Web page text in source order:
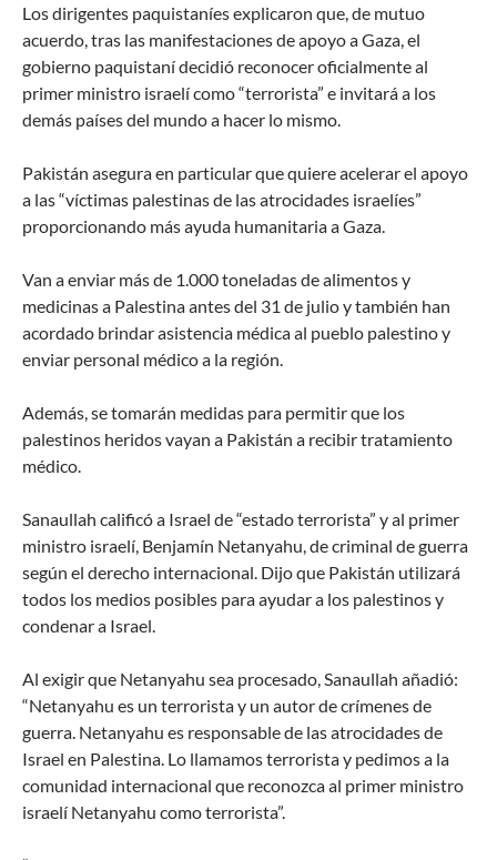
Los dirigentes paquistaníes explicaron que, de mutuo
acuerdo, tras las manifestaciones de apoyo a Gaza, el
gobierno paquistaní decidió reconocer oficialmente al
primer ministro israelí como “terrorista” e invitará a los
demás países del mundo a hacer lo mismo.
Pakistán asegura en particular que quiere acelerar el apoyo
a las “víctimas palestinas de las atrocidades israelíes”
proporcionando más ayuda humanitaria a Gaza.
Van a enviar más de 1.000 toneladas de alimentos y
medicinas a Palestina antes del 31 de julio y también han
acordado brindar asistencia médica al pueblo palestino y
enviar personal médico a la región.
Además, se tomarán medidas para permitir que los
palestinos heridos vayan a Pakistán a recibir tratamiento
médico.
Sanaullah calificó a Israel de “estado terrorista” y al primer
ministro israelí, Benjamín Netanyahu, de criminal de guerra
según el derecho internacional. Dijo que Pakistán utilizará
todos los medios posibles para ayudar a los palestinos y
condenar a Israel.
Al exigir que Netanyahu sea procesado, Sanaullah añadió:
“Netanyahu es un terrorista y un autor de crímenes de
guerra. Netanyahu es responsable de las atrocidades de
Israel en Palestina. Lo llamamos terrorista y pedimos a la
comunidad internacional que reconozca al primer ministro
israelí Netanyahu como terrorista”.